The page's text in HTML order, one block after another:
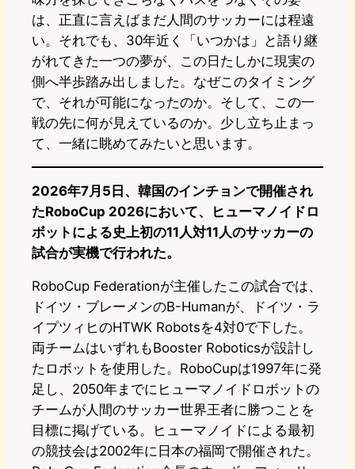
は、正直に言えばまだ人間のサッカーには程遠
い。それでも、30年近く「いつかは」と語り継
がれてきた一つの夢が、この日たしかに現実の
側へ半歩踏み出しました。なぜこのタイミング
で、それが可能になったのか。そして、この一
戦の先に何が見えているのか。少し立ち止まっ
て、一緒に眺めてみたいと思います。
2026年7月5日、韓国のインチョンで開催され
たRoboCup 2026において、ヒューマノイドロ
ボットによる史上初の11人対11人のサッカーの
試合が実機で行われた。
RoboCup Federationが主催したこの試合では、
ドイツ・ブレーメンのB-Humanが、ドイツ・ラ
イプツィヒのHTWK Robotsを4対0で下した。
両チームはいずれもBooster Roboticsが設計し
たロボットを使用した。RoboCupは1997年に発
足し、2050年までにヒューマノイドロボットの
チームが人間のサッカー世界王者に勝つことを
目標に掲げている。ヒューマノイドによる最初
の競技会は2002年に日本の福岡で開催された。